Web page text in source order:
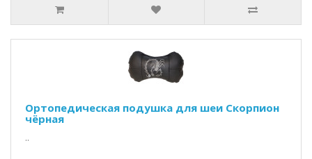
Ортопедическая подушка для шеи Скорпион
чёрная
..